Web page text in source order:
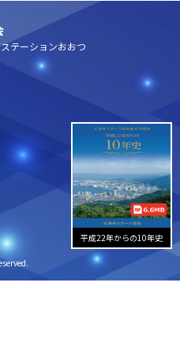
テーションおおつ
平成22年からの10年史